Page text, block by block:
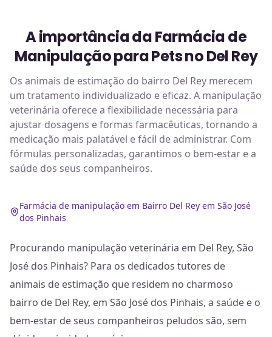
A importância da Farmácia de
Manipulação para Pets no Del Rey
Os animais de estimação do bairro Del Rey merecem
um tratamento individualizado e eficaz. A manipulação
veterinária oferece a flexibilidade necessária para
ajustar dosagens e formas farmacêuticas, tornando a
medicação mais palatável e fácil de administrar. Com
fórmulas personalizadas, garantimos o bem-estar e a
saúde dos seus companheiros.
Farmácia de manipulação em Bairro Del Rey em São José
dos Pinhais
Procurando manipulação veterinária em Del Rey, São
José dos Pinhais? Para os dedicados tutores de
animais de estimação que residem no charmoso
bairro de Del Rey, em São José dos Pinhais, a saúde e o
bem-estar de seus companheiros peludos são, sem